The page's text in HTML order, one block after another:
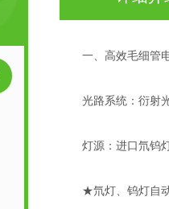
一、高效毛细管电
光路系统：衍射
灯源：进口氘钨灯
★氘灯、钨灯自动